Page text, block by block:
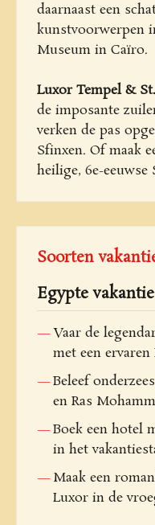
daarnaast een
kunstvoorwerpen
Museum in Caïro.
Luxor Tempel &
de imposante
verken de pas
Sfinxen. Of maak
heilige, 6e-eeuwse
Soorten
Egypte
Vaar de
met een
Beleef
en Ras
Boek een hotel
in het
Maak een
Luxor in de